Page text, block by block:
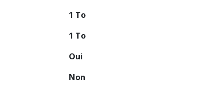
1 To
1 To
Oui
Non